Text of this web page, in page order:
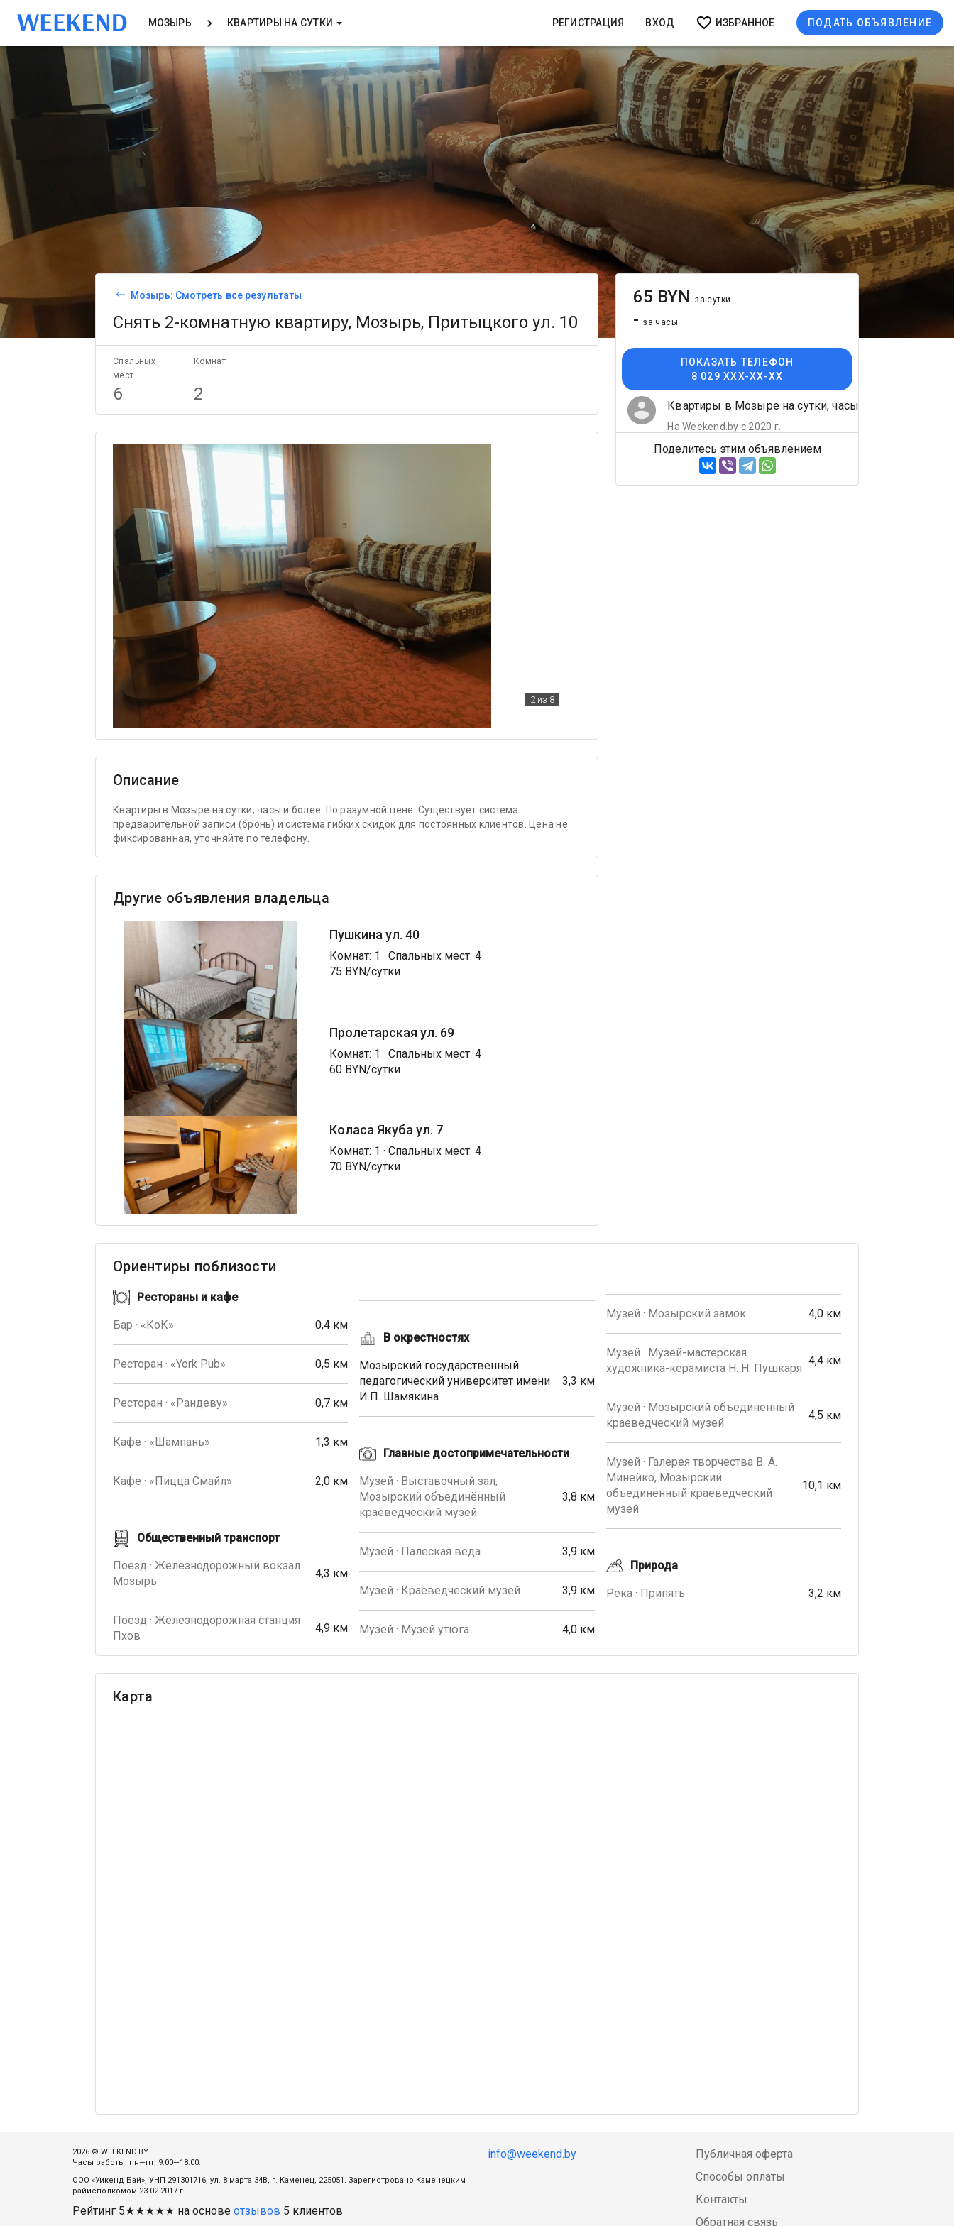
МОЗЫРЬ КВАРТИРЫ НА СУТКИ РЕГИСТРАЦИЯ ВХОД ИЗБРАННОЕ ПОДАТЬ ОБЪЯВЛЕНИЕ
Мозырь: Смотреть все результаты
Снять 2-комнатную квартиру, Мозырь, Притыцкого ул. 10
Спальных
мест
Комнат
6 2
2из 8
Описание
Квартиры в Мозыре на сутки, часы и более. По разумной цене. Существует система
предварительной записи (бронь) и система гибких скидок для постоянных клиентов. Цена не
фиксированная, уточняйте по телефону.
Другие объявления владельца
Пушкина ул. 40
Комнат: 1 · Спальных мест: 4
75 BYN/сутки
Пролетарская ул. 69
Комнат: 1 · Спальных мест: 4
60 BYN/сутки
Коласа Якуба ул. 7
Комнат: 1 · Спальных мест: 4
70 BYN/сутки
65 BYNза сутки
-за часы
ПОКАЗАТЬ ТЕЛЕФОН
8 029 XXX-XX-XX
Квартиры в Мозыре на сутки, часы и
На Weekend.by с 2020 г.
Поделитесь этим объявлением
Ориентиры поблизости
Рестораны и кафе
Бар · «КоК» 0,4 км
Ресторан · «York Pub» 0,5 км
Ресторан · «Рандеву» 0,7 км
Кафе · «Шампань» 1,3 км
Кафе · «Пицца Смайл» 2,0 км
Общественный транспорт
Поезд · Железнодорожный вокзал
Мозырь
4,3 км
Поезд · Железнодорожная станция
Пхов
4,9 км
В окрестностях
Мозырский государственный
педагогический университет имени
И.П. Шамякина
3,3 км
Главные достопримечательности
Музей · Выставочный зал,
Мозырский объединённый
краеведческий музей
3,8 км
Музей · Палеская веда 3,9 км
Музей · Краеведческий музей 3,9 км
Музей · Музей утюга 4,0 км
Музей · Мозырский замок 4,0 км
Музей · Музей-мастерская
художника-керамиста Н. Н. Пушкаря
4,4 км
Музей · Мозырский объединённый
краеведческий музей
4,5 км
Музей · Галерея творчества В. А.
Минейко, Мозырский
объединённый краеведческий
музей
10,1 км
Природа
Река · Припять 3,2 км
Карта
2026 © WEEKEND.BY
Часы работы: пн—пт, 9:00—18:00.
ООО «Уикенд Бай», УНП 291301716, ул. 8 марта 34В, г. Каменец, 225051. Зарегистровано Каменецким
райисполкомом 23.02.2017 г.
Рейтинг 5★★★★★ на основе отзывов 5 клиентов
info@weekend.by
Публичная оферта
Способы оплаты
Контакты
Обратная связь